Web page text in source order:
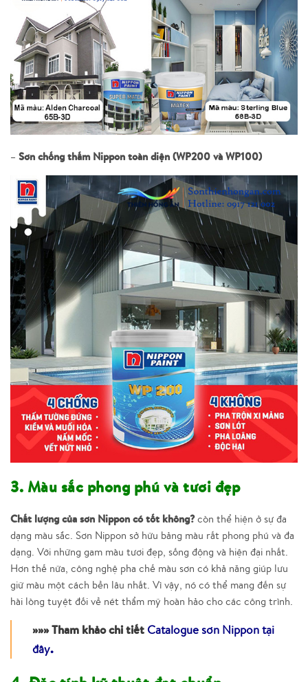
– Sơn chống thấm Nippon toàn diện (WP200 và WP100)
3. Màu sắc phong phú và tươi đẹp
Chất lượng của sơn Nippon có tốt không?còn thể hiện ở sự đa
dạng màu sắc. Sơn Nippon sở hữu bảng màu rất phong phú và đa
dạng. Với những gam màu tươi đẹp, sống động và hiện đại nhất.
Hơn thế nữa, công nghệ pha chế màu sơn có khả năng giúp lưu
giữ màu một cách bền lâu nhất. Vì vậy, nó có thể mang đến sự
hài lòng tuyệt đối về nét thẩm mỹ hoàn hảo cho các công trình.
»»» Tham khảo chi tiếtCatalogue sơn Nippon tại
đây.